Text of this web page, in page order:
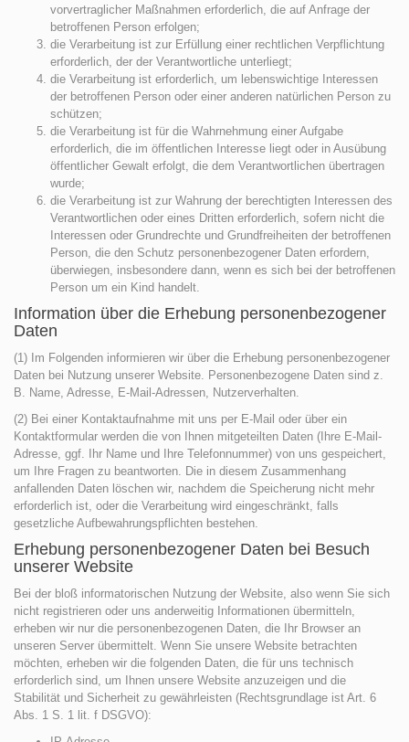
vorvertraglicher Maßnahmen erforderlich, die auf Anfrage der
betroffenen Person erfolgen;
die Verarbeitung ist zur Erfüllung einer rechtlichen Verpflichtung
erforderlich, der der Verantwortliche unterliegt;
die Verarbeitung ist erforderlich, um lebenswichtige Interessen
der betroffenen Person oder einer anderen natürlichen Person zu
schützen;
die Verarbeitung ist für die Wahrnehmung einer Aufgabe
erforderlich, die im öffentlichen Interesse liegt oder in Ausübung
öffentlicher Gewalt erfolgt, die dem Verantwortlichen übertragen
wurde;
die Verarbeitung ist zur Wahrung der berechtigten Interessen des
Verantwortlichen oder eines Dritten erforderlich, sofern nicht die
Interessen oder Grundrechte und Grundfreiheiten der betroffenen
Person, die den Schutz personenbezogener Daten erfordern,
überwiegen, insbesondere dann, wenn es sich bei der betroffenen
Person um ein Kind handelt.
Information über die Erhebung personenbezogener
Daten
(1) Im Folgenden informieren wir über die Erhebung personenbezogener
Daten bei Nutzung unserer Website. Personenbezogene Daten sind z.
B. Name, Adresse, E-Mail-Adressen, Nutzerverhalten.
(2) Bei einer Kontaktaufnahme mit uns per E-Mail oder über ein
Kontaktformular werden die von Ihnen mitgeteilten Daten (Ihre E-Mail-
Adresse, ggf. Ihr Name und Ihre Telefonnummer) von uns gespeichert,
um Ihre Fragen zu beantworten. Die in diesem Zusammenhang
anfallenden Daten löschen wir, nachdem die Speicherung nicht mehr
erforderlich ist, oder die Verarbeitung wird eingeschränkt, falls
gesetzliche Aufbewahrungspflichten bestehen.
Erhebung personenbezogener Daten bei Besuch
unserer Website
Bei der bloß informatorischen Nutzung der Website, also wenn Sie sich
nicht registrieren oder uns anderweitig Informationen übermitteln,
erheben wir nur die personenbezogenen Daten, die Ihr Browser an
unseren Server übermittelt. Wenn Sie unsere Website betrachten
möchten, erheben wir die folgenden Daten, die für uns technisch
erforderlich sind, um Ihnen unsere Website anzuzeigen und die
Stabilität und Sicherheit zu gewährleisten (Rechtsgrundlage ist Art. 6
Abs. 1 S. 1 lit. f DSGVO):